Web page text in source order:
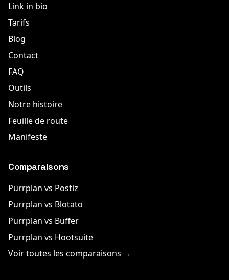
Link in bio
Tarifs
Blog
Contact
FAQ
Outils
Notre histoire
Feuille de route
Manifeste
Comparaisons
Purrplan vs Postiz
Purrplan vs Blotato
Purrplan vs Buffer
Purrplan vs Hootsuite
Voir toutes les comparaisons →